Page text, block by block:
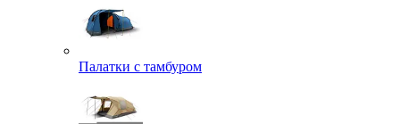
Палатки с тамбуром